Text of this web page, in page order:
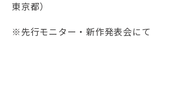
東京都）
※先行モニター・新作発表会にて